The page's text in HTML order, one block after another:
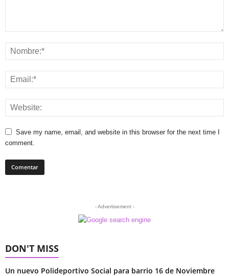
Save my name, email, and website in this browser for the next time I
comment.
- Advertisement -
DON'T MISS
Un nuevo Polideportivo Social para barrio 16 de Noviembre